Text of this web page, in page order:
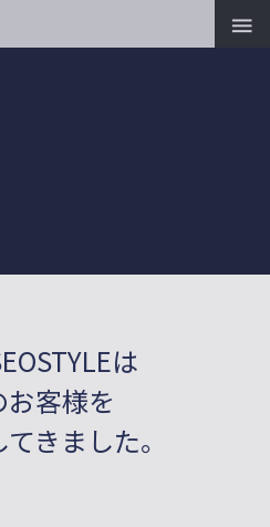

は
客様を
きました。